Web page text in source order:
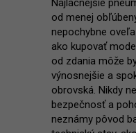
Najlacnejšie
od menej
nepochybne
ako kupovať
od zdania môže
výnosnejšie a
obrovská. Nikdy
bezpečnosť a
neznámy pôvod